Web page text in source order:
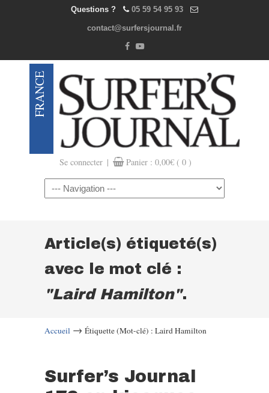
Questions ? 05 59 54 95 93
contact@surfersjournal.fr
Se connecter | Panier : 0,00€ ( 0 )
Navigation
Article(s) étiqueté(s)
avec le mot clé :
"Laird Hamilton".
Accueil → Étiquette (Mot-clé) : Laird Hamilton
Surfer’s Journal